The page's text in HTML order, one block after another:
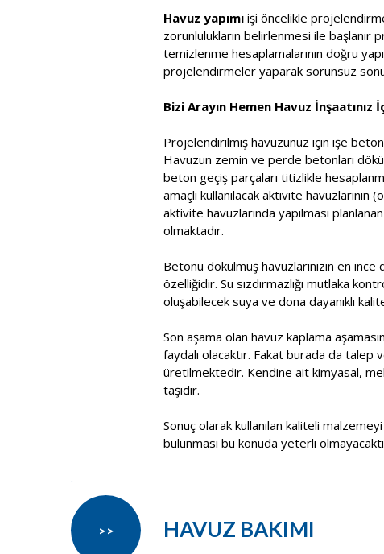
Havuz yapımı işi öncelikle
zorunlulukların belirlenmesi ile başlanır
temizlenme hesaplamalarının doğru
projelendirmeler yaparak sorunsuz
Bizi Arayın Hemen Havuz İnşaatınız
Projelendirilmiş havuzunuz için işe
Havuzun zemin ve perde betonları
beton geçiş parçaları titizlikle
amaçlı kullanılacak aktivite
aktivite havuzlarında yapılması
olmaktadır.
Betonu dökülmüş havuzlarınızın en ince
özelliğidir. Su sızdırmazlığı mutlaka
oluşabilecek suya ve dona dayanıklı
Son aşama olan havuz kaplama
faydalı olacaktır. Fakat burada da
üretilmektedir. Kendine ait kimyasal,
taşıdır.
Sonuç olarak kullanılan kaliteli
bulunması bu konuda yeterli
HAVUZ BAKIMI
>>